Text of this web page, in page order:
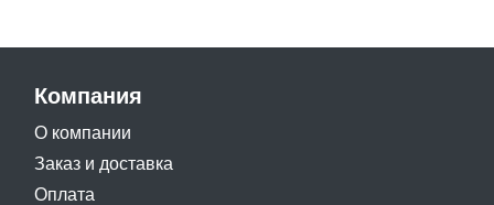
Компания
О компании
Заказ и доставка
Оплата